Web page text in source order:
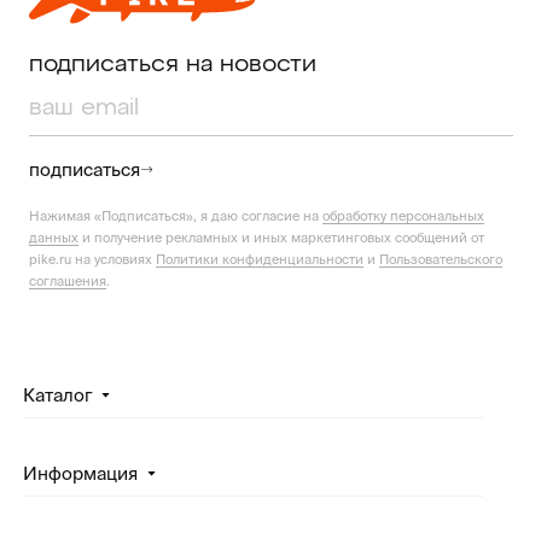
подписаться на новости
подписаться
Нажимая «Подписаться», я даю согласие на обработку персональных
данных и получение рекламных и иных маркетинговых сообщений от
pike.ru на условиях Политики конфиденциальности и Пользовательского
соглашения
Каталог
Информация